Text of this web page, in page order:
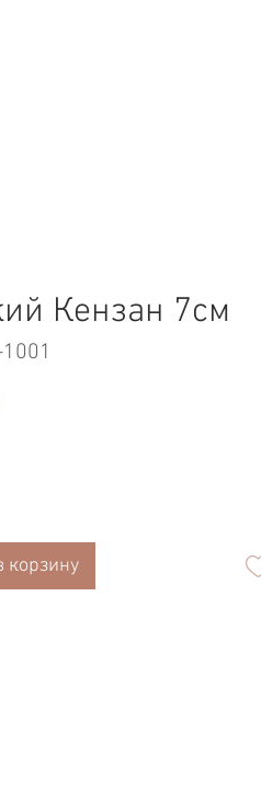
Кензан 7см
корзину